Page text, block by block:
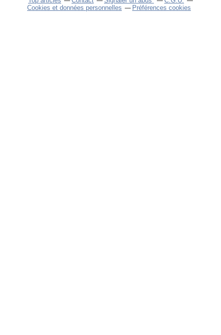
Cookies et données personnelles
Préférences cookies